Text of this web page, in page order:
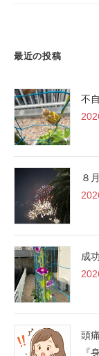
最近の投稿
不
８
成
頭
『